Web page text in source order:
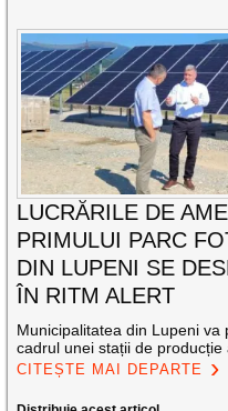
LUCRĂRILE DE
PRIMULUI PARC
DIN LUPENI SE
ÎN RITM ALERT
Municipalitatea din Lupeni va
cadrul unei stații de producție
CITEȘTE MAI DEPARTE